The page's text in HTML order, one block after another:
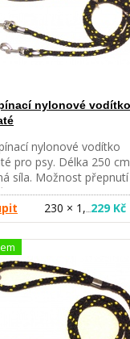
nylonové vodítko
nylonové vodítko
pro psy. Délka 250
síla. Možnost
délky. Na obou
jsou dvě kovové
Barva černá + dle
nabídky. Délka -
cm x 0,6 cm - pro
cm x 0,8 cm - pro malé
psy 230 cm x 1,0 cm
střední psy 230 cm x 1,2
- pro střední psy 230 cm
cm - pro velké psy
230 × 1, 229 Kč